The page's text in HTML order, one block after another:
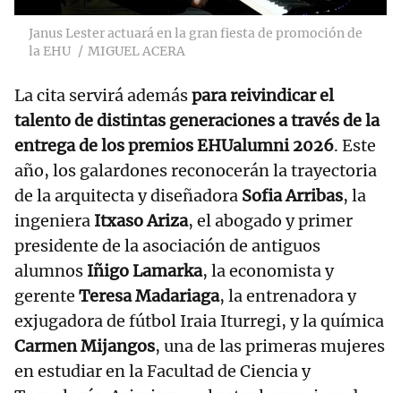
Janus Lester actuará en la gran fiesta de promoción de
la EHU
MIGUEL ACERA
La cita servirá ademáspara reivindicar el
talento de distintas generaciones a través de la
entrega de los premiosEHUalumni 2026. Este
año, los galardones reconocerán la trayectoria
de la arquitecta y diseñadora Sofia Arribas, la
ingeniera Itxaso Ariza, el abogado y primer
presidente de la asociación de antiguos
alumnos Iñigo Lamarka, la economista y
gerente Teresa Madariaga, la entrenadora y
exjugadora de fútbol Iraia Iturregi, y la química
Carmen Mijangos, una de las primeras mujeres
en estudiar en la Facultad de Ciencia y